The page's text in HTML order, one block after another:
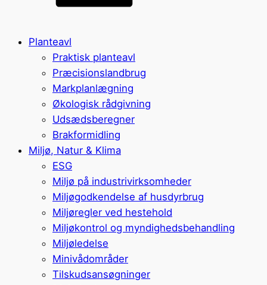
Planteavl
Praktisk planteavl
Præcisionslandbrug
Markplanlægning
Økologisk rådgivning
Udsædsberegner
Brakformidling
Miljø, Natur & Klima
ESG
Miljø på industrivirksomheder
Miljøgodkendelse af husdyrbrug
Miljøregler ved hestehold
Miljøkontrol og myndighedsbehandling
Miljøledelse
Minivådområder
Tilskudsansøgninger